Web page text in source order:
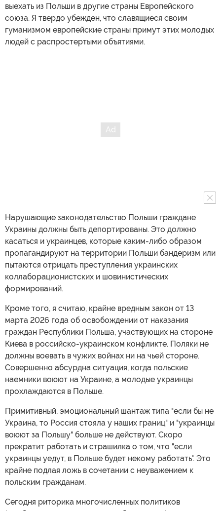
выехать из Польши в другие страны Европейского
союза. Я твердо убежден, что славящиеся своим
гуманизмом европейские страны примут этих молодых
людей с распростертыми объятиями.
Нарушающие законодательство Польши граждане
Украины должны быть депортированы. Это должно
касаться и украинцев, которые каким-либо образом
пропагандируют на территории Польши бандеризм или
пытаются отрицать преступления украинских
коллаборационистских и шовинистических
формирований.
Кроме того, я считаю, крайне вредным закон от 13
марта 2026 года об освобождении от наказания
граждан Республики Польша, участвующих на стороне
Киева в российско-украинском конфликте. Поляки не
должны воевать в чужих войнах ни на чьей стороне.
Совершенно абсурдна ситуация, когда польские
наемники воюют на Украине, а молодые украинцы
прохлаждаются в Польше.
Примитивный, эмоциональный шантаж типа "если бы не
Украина, то Россия стояла у наших границ" и "украинцы
воюют за Польшу" больше не действуют. Скоро
прекратит работать и страшилка о том, что "если
украинцы уедут, в Польше будет некому работать". Это
крайне подлая ложь в сочетании с неуважением к
польским гражданам.
Сегодня риторика многочисленных политиков